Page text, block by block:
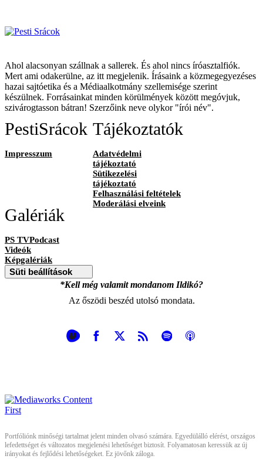
Ahol alacsonyan szállnak a sallerek. És ahol nincs íróasztalfiók.
Mert ami odakerülne, az itt megjelenik. Írásaink a közmegegyezéses
hazai sajtóetika és a Médiaalkotmány szellemisége szerint
készülnek. Forrásainkat minden körülmények között megóvjuk,
szivárogtasson bátran! Szerzőink neve olykor "írói név".
PestiSrácok
Impresszum
Tájékoztatók
Adatvédelmi
tájékoztató
Sütikezelési
tájékoztató
Felhasználási feltételek
Moderálási elveink
Galériák
PS TVPodcast
Videók
Képgalériák
Süti beállítások
*Kell még valamit mondanom Ildikó?
Az őszödi beszéd utolsó mondata.
Portfóliónk minőségi tartalmat jelent minden olvasó számára. Egyedülálló elérést, országos
lefedettséget és változatos megjelenési lehetőséget biztosít. Folyamatosan keressük az új
irányokat és fejlődési lehetőségeket. Ez jövőnk záloga.